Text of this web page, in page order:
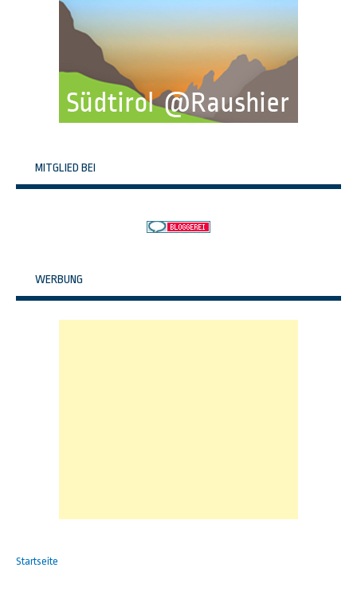
MITGLIED BEI
WERBUNG
Startseite